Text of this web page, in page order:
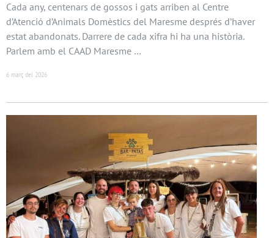
Cada any, centenars de gossos i gats arriben al Centre
d’Atenció d’Animals Domèstics del Maresme després d’haver
estat abandonats. Darrere de cada xifra hi ha una història.
Parlem amb el CAAD Maresme …
6 març del 2026